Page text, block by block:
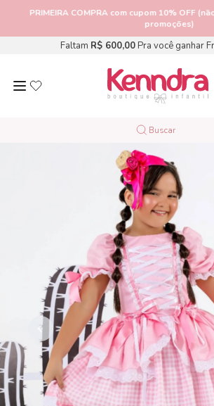
PRIMEIRA COMPRAcom cupom 10% OFF (não
promoções)
Faltam R$ 600,00Pra você ganhar